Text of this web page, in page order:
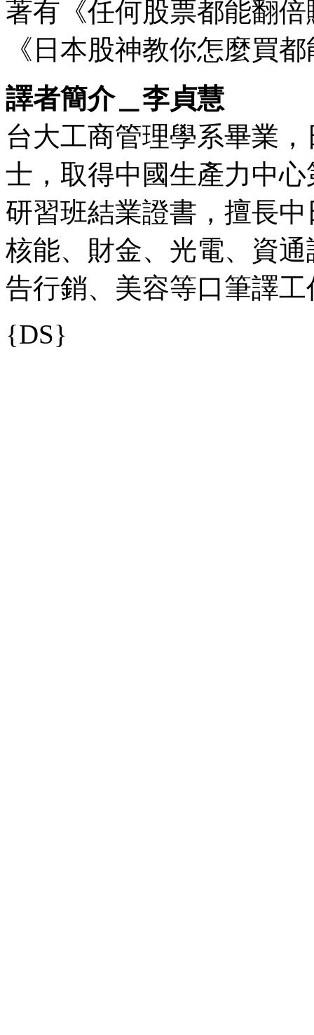
著有《任何股票都能翻
《日本股神教你怎麼買
譯者簡介＿李貞慧
台大工商管理學系畢業
士，取得中國生產力中
研習班結業證書，擅長
核能、財金、光電、資
告行銷、美容等口筆譯工
{DS}